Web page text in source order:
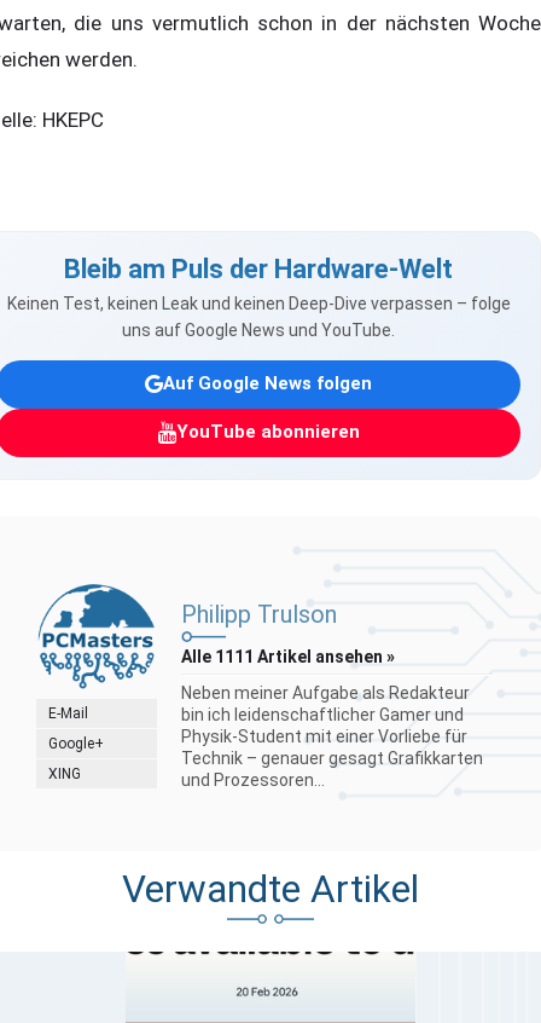
die uns vermutlich schon in der nächsten Woche
werden.
HKEPC
Bleib am Puls der Hardware-Welt
Keinen Test, keinen Leak und keinen Deep-Dive verpassen – folge
uns auf Google News und YouTube.
Auf Google News folgen
YouTube abonnieren
E-Mail
Google+
XING
Philipp Trulson
Alle 1111 Artikel ansehen »
Neben meiner Aufgabe als Redakteur
bin ich leidenschaftlicher Gamer und
Physik-Student mit einer Vorliebe für
Technik – genauer gesagt Grafikkarten
und Prozessoren...
Verwandte Artikel